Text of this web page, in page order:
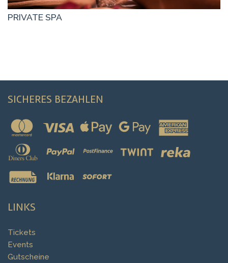
PRIVATE SPA
SICHERES BEZAHLEN
LINKS
Tickets
Events
Gutscheine